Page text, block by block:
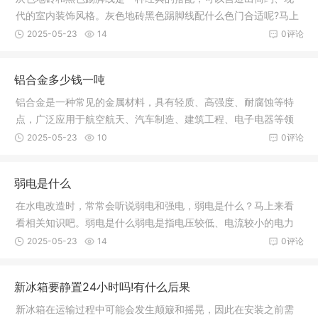
代的室内装饰风格。灰色地砖黑色踢脚线配什么色门合适呢?马上
来看看
0评论
2025-05-23 14
铝合金多少钱一吨
铝合金是一种常见的金属材料，具有轻质、高强度、耐腐蚀等特
点，广泛应用于航空航天、汽车制造、建筑工程、电子电器等领
域。那么
0评论
2025-05-23 10
弱电是什么
在水电改造时，常常会听说弱电和强电，弱电是什么？马上来看
看相关知识吧。弱电是什么弱电是指电压较低、电流较小的电力
系统，通
0评论
2025-05-23 14
新冰箱要静置24小时吗!有什么后果
新冰箱在运输过程中可能会发生颠簸和摇晃，因此在安装之前需